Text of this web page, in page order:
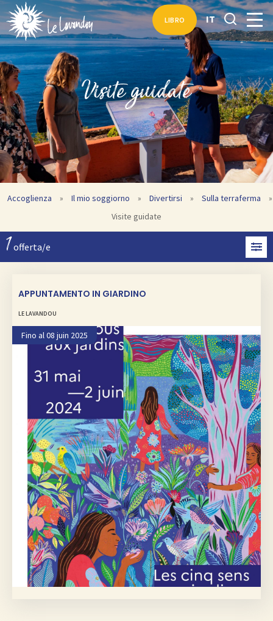
LIBRO IT
Visite guidate
Accoglienza » Il mio soggiorno » Divertirsi » Sulla terraferma
»
Visite guidate
1offerta/e
APPUNTAMENTO IN GIARDINO
LE LAVANDOU
Fino al 08 juin 2025